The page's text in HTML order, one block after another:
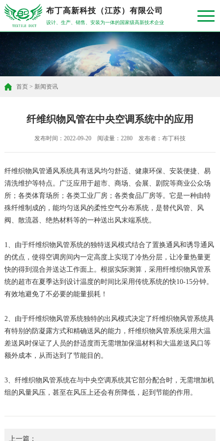
布丁高新科技（江苏）有限公司
设计、生产、销售、安装为一体的国家级高新技术企业
首页> 新闻资讯
纤维织物风管在中央空调系统中的应用
发布时间：2022-09-20 阅读量：2280 发布者：布丁科技
纤维织物风管通风系统具有送风均匀舒适、健康环保、安装便捷、易
清洗维护等特点。广泛应用于超市、商场、会展、剧院等商业公众场
所；各类体育场所；各类工业厂房；各类食品厂房等。它是一种由特
殊纤维制成的，能均匀送风的柔性空气分布系统，是替代风管、风
阀、散流器、绝热材料等的一种送出风末端系统。
1、由于纤维织物风管系统的独特送风模式结合了置换通风和诱导通风
的优点，使得空调房间内一定高度上实现了冷热分层，让冷量热量更
快的得到混合并送达工作面上。根据实际测算，采用纤维织物风管系
统的超市在夏季达到设计温度的时间比采用传统系统的快10-15分钟。
有效地避免了不必要的能量损耗！
2、由于纤维织物风管系统独特的出风模式决定了纤维织物风管系统具
有特别的防凝露方式和精确送风的能力，纤维织物风管系统采用大温
差送风时保证了人员的舒适度而无需增加保温材料和大温差送风口等
额外成本，从而达到了节能目的。
3、纤维织物风管系统在与中央空调系统其它部分配合时，无需增加机
组的风量风压，甚至在风压上还会有所降低，起到节能的作用。
上一篇：